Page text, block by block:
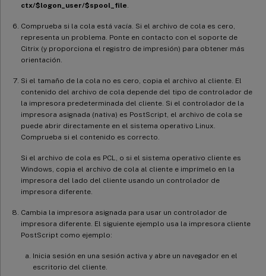
ctx/$logon_user/$spool_file
Comprueba si la cola está vacía. Si el archivo de cola es cero,
representa un problema. Ponte en contacto con el soporte de
Citrix (y proporciona el registro de impresión) para obtener más
orientación.
Si el tamaño de la cola no es cero, copia el archivo al cliente. El
contenido del archivo de cola depende del tipo de controlador de
la impresora predeterminada del cliente. Si el controlador de la
impresora asignada (nativa) es PostScript, el archivo de cola se
puede abrir directamente en el sistema operativo Linux.
Comprueba si el contenido es correcto.
Si el archivo de cola es PCL, o si el sistema operativo cliente es
Windows, copia el archivo de cola al cliente e imprímelo en la
impresora del lado del cliente usando un controlador de
impresora diferente.
Cambia la impresora asignada para usar un controlador de
impresora diferente. El siguiente ejemplo usa la impresora cliente
PostScript como ejemplo:
Inicia sesión en una sesión activa y abre un navegador en el
escritorio del cliente.